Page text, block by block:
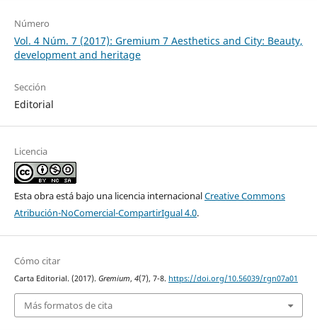
Número
Vol. 4 Núm. 7 (2017): Gremium 7 Aesthetics and City: Beauty,
development and heritage
Sección
Editorial
Licencia
Esta obra está bajo una licencia internacionalCreative Commons
Atribución-NoComercial-CompartirIgual 4.0.
Cómo citar
Carta Editorial. (2017). Gremium, 4(7), 7-8. https://doi.org/10.56039/rgn07a01
Más formatos de cita